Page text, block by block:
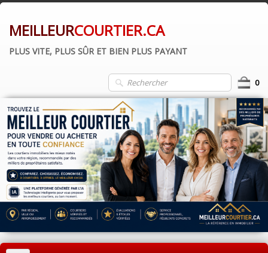
MEILLEURCOURTIER.CA
PLUS VITE, PLUS SÛR ET BIEN PLUS PAYANT
0